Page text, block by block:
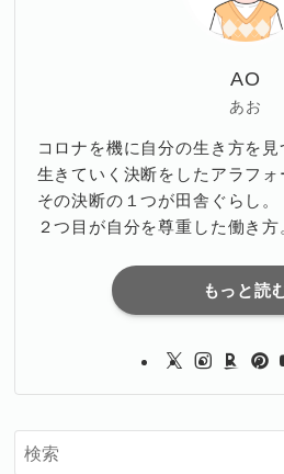
AO
あお
コロナを機に自分の生き方を見
生きていく決断をしたアラフォ
その決断の１つが田舎ぐらし。
２つ目が自分を尊重した働き方
もっと読